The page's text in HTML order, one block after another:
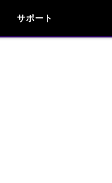
サポート
お問い合わせ
よくあるご質問